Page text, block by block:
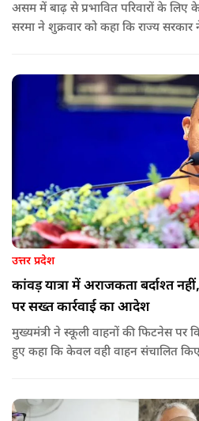
असम में बाढ़ से प्रभावित परिवारों के लिए के मुख्यमंत्री हिमंता बिस्वा
सरमा ने शुक्रवार को कहा कि राज्य सरकार
उत्तर प्रदेश
कांवड़ यात्रा में अराजकता बर्दाश्त
पर सख्त कार्रवाई का आदेश
मुख्यमंत्री ने स्कूली वाहनों की फिटनेस पर
हुए कहा कि केवल वही वाहन संचालित किए
ताकि विद्यार्थियों और आम नागरिकों की